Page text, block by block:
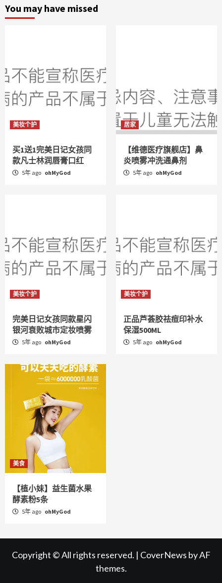
You may have missed
美妆个护
买1送1完美日记女孩同
款凡士林润唇膏口红
5年 ago ohMyGod
居家
【维德医疗旗舰店】鼻
炎喷雾冲洗通鼻剂
5年 ago ohMyGod
美妆个护
完美日记女孩同款星闪
银河衰败城市定妆喷雾
5年 ago ohMyGod
美妆个护
正品芦荟胶祛痘印补水
保湿500ML
5年 ago ohMyGod
美食
【植小妹】益生菌水果
酵素粉5条
5年 ago ohMyGod
Copyright © All rights reserved. | CoverNews by AF
themes.